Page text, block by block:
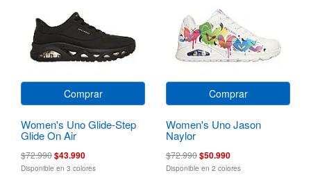
Comprar
Women's Uno Glide-Step
Glide On Air
$72.990$43.990
Disponible en 3 colores
Comprar
Women's Uno Jason
Naylor
$72.990$50.990
Disponible en 2 colores